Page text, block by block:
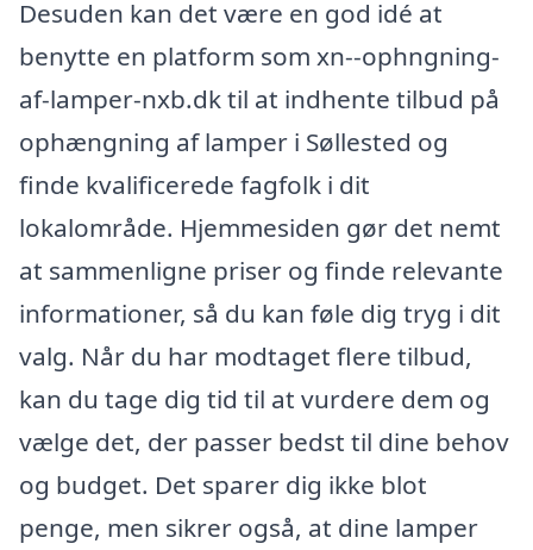
Desuden kan det være en god idé at
benytte en platform som xn--ophngning-
af-lamper-nxb.dk til at indhente tilbud på
ophængning af lamper i Søllested og
finde kvalificerede fagfolk i dit
lokalområde. Hjemmesiden gør det nemt
at sammenligne priser og finde relevante
informationer, så du kan føle dig tryg i dit
valg. Når du har modtaget flere tilbud,
kan du tage dig tid til at vurdere dem og
vælge det, der passer bedst til dine behov
og budget. Det sparer dig ikke blot
penge, men sikrer også, at dine lamper